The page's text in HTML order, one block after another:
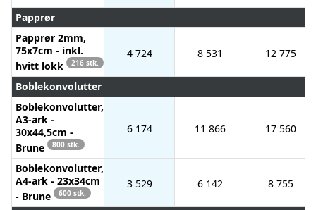
Papprør
Papprør 2mm,
75x7cm - inkl.
hvitt lokk
216 stk.
4 724 8 531 12 775
Boblekonvolutter
Boblekonvolutter,
A3-ark -
30x44,5cm -
Brune
800 stk.
6 174 11 866 17 560
Boblekonvolutter,
A4-ark - 23x34cm
- Brune
600 stk.
3 529 6 142 8 755